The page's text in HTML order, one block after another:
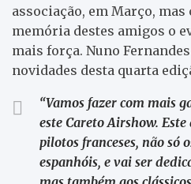
associação, em Março,
memória destes amigos o
mais força. Nuno
novidades desta quarta
“Vamos fazer com mais
este Careto Airshow.
pilotos franceses, não só
espanhóis, e vai ser